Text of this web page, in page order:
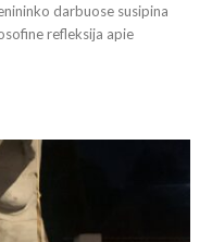
darbuose susipina
refleksija apie